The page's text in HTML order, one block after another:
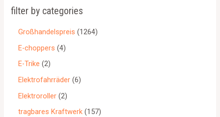
filter by categories
Großhandelspreis
1264
E-choppers 4
E-Trike 2
Elektrofahrräder 6
Elektroroller 2
tragbares Kraftwerk 157